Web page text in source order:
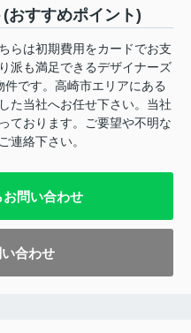
すすめポイント)
らは初期費用をカードでお支
派も満足できるデザイナーズ
です。高崎市エリアにある
た当社へお任せ下さい。当社
ております。ご要望や不明な
連絡下さい。
お問い合わせ
合わせ